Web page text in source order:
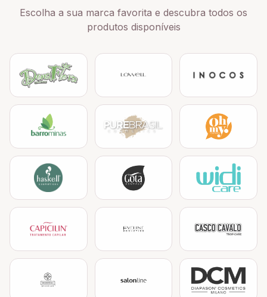
Escolha a sua marca favorita e descubra todos os
produtos disponíveis